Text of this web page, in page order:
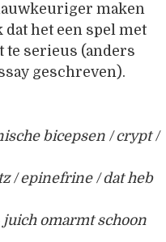
maken
het een spel met
te serieus (anders
geschreven).
bicepsen / crypt /
/ epinefrine / dat heb
juich omarmt schoon